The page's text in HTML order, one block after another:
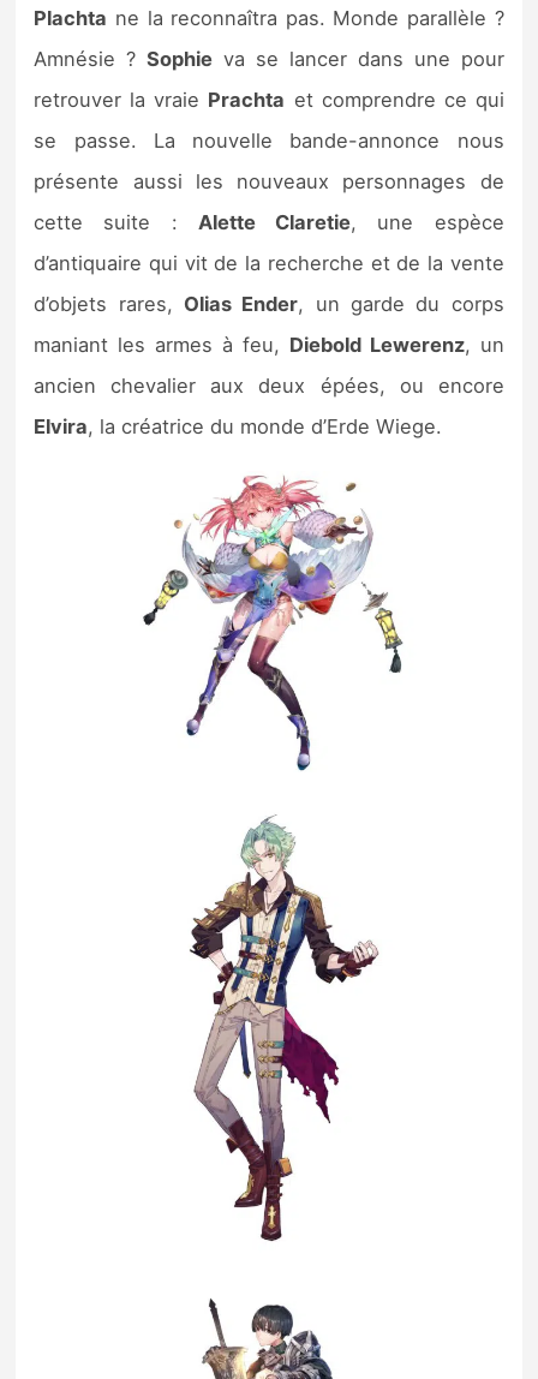
Plachta ne la reconnaîtra pas. Monde parallèle ?
Amnésie ?Sophie va se lancer dans une pour
retrouver la vraie Prachta et comprendre ce qui
se passe. La nouvelle bande-annonce nous
présente aussi les nouveaux personnages de
cette suite : Alette Claretie, une espèce
d’antiquaire qui vit de la recherche et de la vente
d’objets rares, Olias Ender, un garde du corps
maniant les armes à feu, Diebold Lewerenz, un
ancien chevalier aux deux épées, ou encore
Elvira, la créatrice du monde d’Erde Wiege.